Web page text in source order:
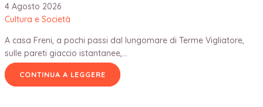
4 Agosto 2026
Cultura e Società
A casa Freni, a pochi passi dal lungomare di Terme Vigliatore,
sulle pareti giaccio istantanee,…
CONTINUA A LEGGERE